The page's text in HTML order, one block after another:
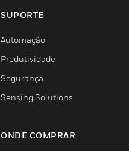
SUPORTE
Automação
Produtividade
Segurança
Sensing Solutions
ONDE COMPRAR